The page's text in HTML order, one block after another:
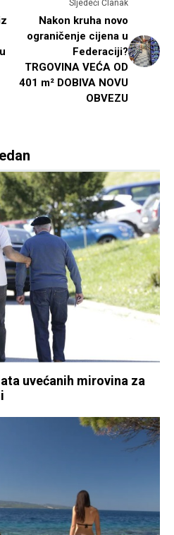
Sljedeći Članak
Nakon kruha novo
ograničenje cijena u
Federaciji?
TRGOVINA VEĆA OD
401 m² DOBIVA NOVU
OBVEZU
uvećanih mirovina za